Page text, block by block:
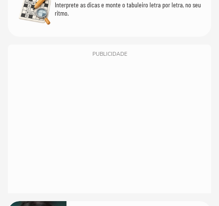
Interprete as dicas e monte o tabuleiro letra por letra, no seu
ritmo.
PUBLICIDADE